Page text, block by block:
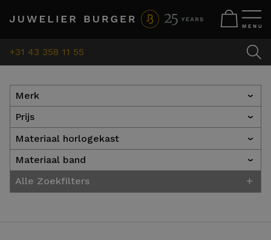
+31 43 358 11 55
Merk ›
Prijs ›
Materiaal horlogekast ›
Materiaal band ›
Alle Zoekfilters +